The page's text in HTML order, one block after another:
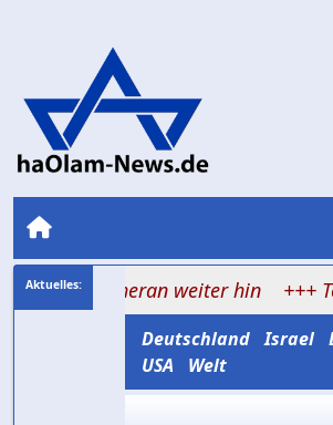
weiter hin +++ Teheran
Deutschland Israel
USA
Welt